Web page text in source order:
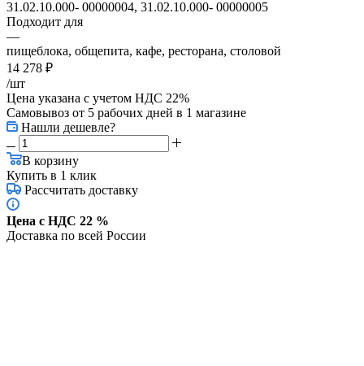
31.02.10.000- 00000004, 31.02.10.000- 00000005
Подходит для
—
пищеблока, общепита, кафе, ресторана, столовой
14 278 ₽
/шт
Цена указана с учетом НДС 22%
Самовывоз от 5 рабочих дней в 1 магазине
Нашли дешевле?
В корзину
Купить в 1 клик
Рассчитать доставку
Цена с НДС 22 %
Доставка по всей России